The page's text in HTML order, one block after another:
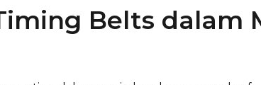
Belts dalam